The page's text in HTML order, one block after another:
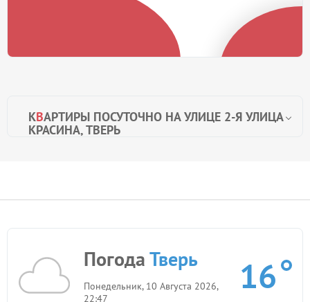
КВАРТИРЫ ПОСУТОЧНО НА УЛИЦЕ 2-Я УЛИЦА
КРАСИНА, ТВЕРЬ
ПогодаТверь
Понедельник, 10 Августа 2026,
22:47
16